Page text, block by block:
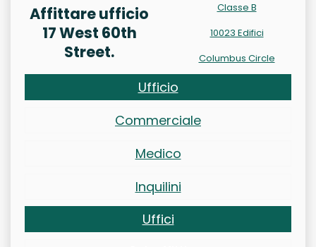
Affittare ufficio
17 West 60th
Street.
Classe B
10023 Edifici
Columbus Circle
Ufficio
Commerciale
Medico
Inquilini
Uffici